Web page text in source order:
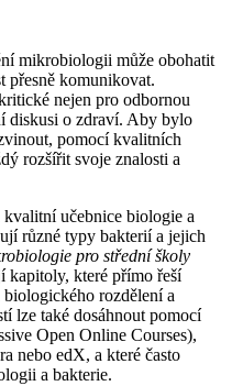
mikrobiologii může obohatit
přesně komunikovat.
nejen pro odbornou
diskusi o zdraví. Aby bylo
pomocí kvalitních
rozšířit svoje znalosti a
kvalitní učebnice biologie a
různé typy bakterií a jejich
pro střední školy
kapitoly, které přímo řeší
rozdělení a
lze také dosáhnout pomocí
Open Online Courses),
nebo edX, a které často
a bakterie.